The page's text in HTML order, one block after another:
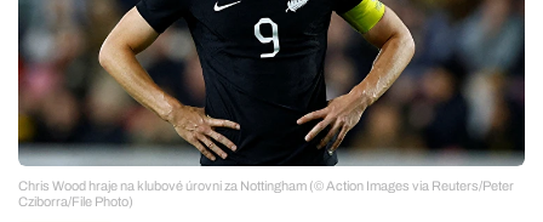
Chris Wood hraje na klubové úrovni za Nottingham (© Action Images via Reuters/Peter
Cziborra/File Photo)